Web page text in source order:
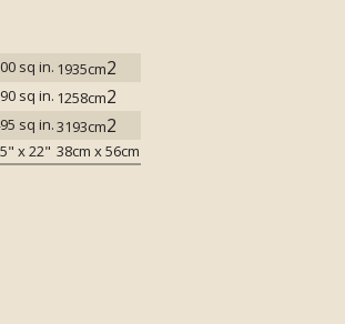
sq in. 1935cm2
sq in. 1258cm2
sq in.3193cm2
x 22" 38cm x 56cm